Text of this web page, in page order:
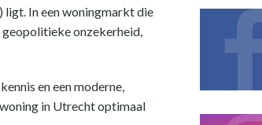
ligt. In een woningmarkt die
onzekerheid,
en een moderne,
in Utrecht optimaal